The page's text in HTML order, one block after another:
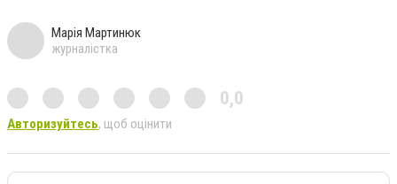
Марія Мартинюк
журналістка
0,0
Авторизуйтесь, щоб оцінити